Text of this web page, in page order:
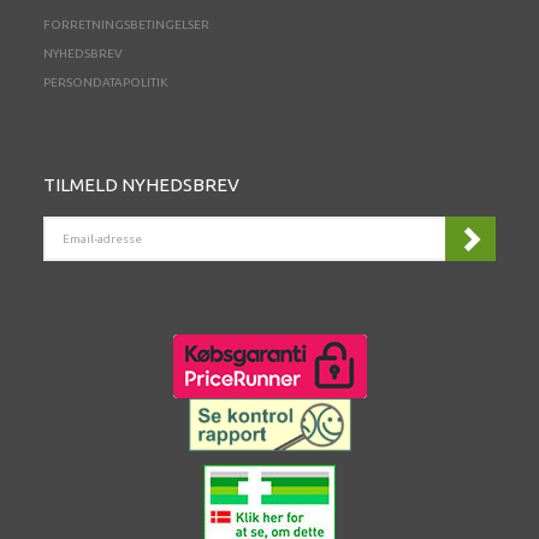
FORRETNINGSBETINGELSER
NYHEDSBREV
PERSONDATAPOLITIK
TILMELD NYHEDSBREV
ADRESSE